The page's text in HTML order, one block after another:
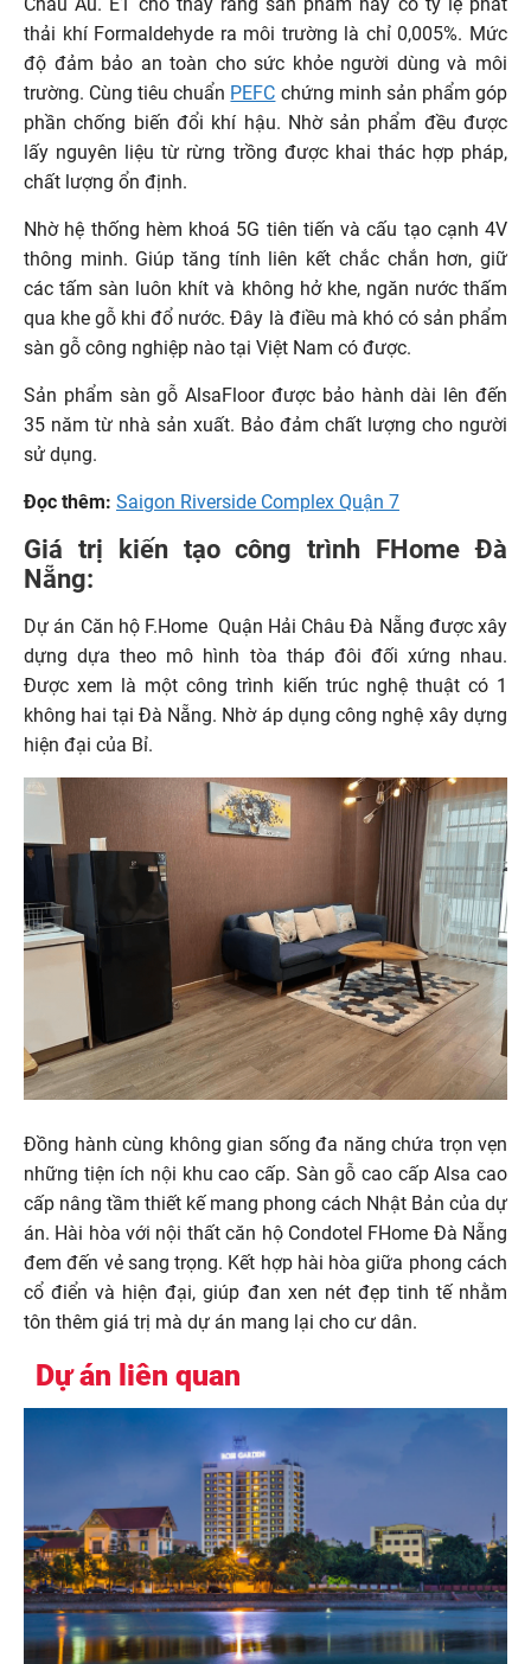
thải khí Formaldehyde ra môi trường là chỉ 0,005%. Mức
độ đảm bảo an toàn cho sức khỏe người dùng và môi
trường. Cùng tiêu chuẩn PEFC chứng minh sản phẩm góp
phần chống biến đổi khí hậu. Nhờ sản phẩm đều được
lấy nguyên liệu từ rừng trồng được khai thác hợp pháp,
chất lượng ổn định.
Nhờ hệ thống hèm khoá 5G tiên tiến và cấu tạo cạnh 4V
thông minh. Giúp tăng tính liên kết chắc chắn hơn, giữ
các tấm sàn luôn khít và không hở khe, ngăn nước thấm
qua khe gỗ khi đổ nước. Đây là điều mà khó có sản phẩm
sàn gỗ công nghiệp nào tại Việt Nam có được.
Sản phẩm sàn gỗ AlsaFloor được bảo hành dài lên đến
35 năm từ nhà sản xuất. Bảo đảm chất lượng cho người
sử dụng.
Đọc thêm: Saigon Riverside Complex Quận 7
Giá trị kiến tạo công trình FHome Đà
Nẵng:
Dự án Căn hộ F.Home Quận Hải Châu Đà Nẵng được xây
dựng dựa theo mô hình tòa tháp đôi đối xứng nhau.
Được xem là một công trình kiến trúc nghệ thuật có 1
không hai tại Đà Nẵng. Nhờ áp dụng công nghệ xây dựng
hiện đại của Bỉ.
Đồng hành cùng không gian sống đa năng chứa trọn vẹn
những tiện ích nội khu cao cấp. Sàn gỗ cao cấp Alsa cao
cấp nâng tầm thiết kế mang phong cách Nhật Bản của dự
án. Hài hòa với nội thất căn hộ Condotel FHome Đà Nẵng
đem đến vẻ sang trọng. Kết hợp hài hòa giữa phong cách
cổ điển và hiện đại, giúp đan xen nét đẹp tinh tế nhằm
tôn thêm giá trị mà dự án mang lại cho cư dân.
Dự án liên quan